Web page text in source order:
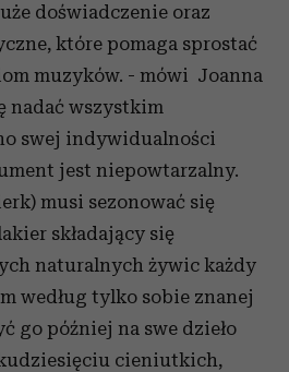
doświadczenie oraz
które pomaga sprostać
muzyków. - mówi Joanna
nadać wszystkim
swej indywidualności
jest niepowtarzalny.
musi sezonować się
składający się
naturalnych żywic każdy
według tylko sobie znanej
go później na swe dzieło
cieniutkich,